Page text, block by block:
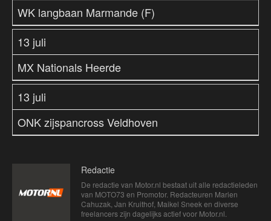
WK langbaan Marmande (F)
13 juli
MX Nationals Heerde
13 juli
ONK zijspancross Veldhoven
Redactie
De redactie van Motor.nl bestaat uit alle redactieleden
van MOTO73 en Promotor. Redacteuren Marien
Cahuzak, Jan Kruithof, Maikel Sneek en diverse
freelancers zijn dagelijks actief voor Motor.nl.